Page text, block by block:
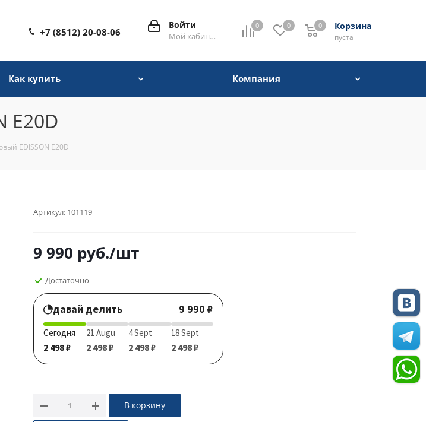
0 0 Корзина
0
пуста
0
Войти
Мой кабинет
+7 (8512) 20-08-06
Как купить Компания
E20D
EDISSON E20D
Артикул: 101119
9 990 руб./шт
Достаточно
давай делить 9 990 ₽
Сегодня
2 498 ₽
21 Augu
2 498 ₽
4 Sept
2 498 ₽
18 Sept
2 498 ₽
В корзину